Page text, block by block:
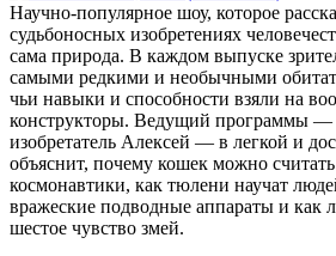
Научно-популярное шоу, которое
судьбоносных изобретениях
сама природа. В каждом выпуске
самыми редкими и необычными
чьи навыки и способности взяли на
конструкторы. Ведущий программы —
изобретатель Алексей — в легкой и
объяснит, почему кошек можно
космонавтики, как тюлени научат
вражеские подводные аппараты и как
шестое чувство змей.